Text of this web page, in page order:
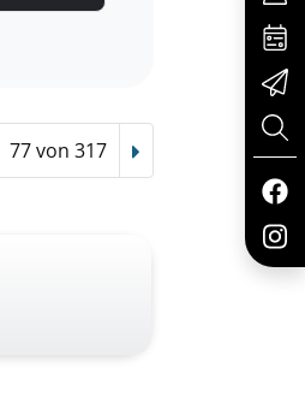
Vorheriger Treffer
77 von 317 Nächster Treffer